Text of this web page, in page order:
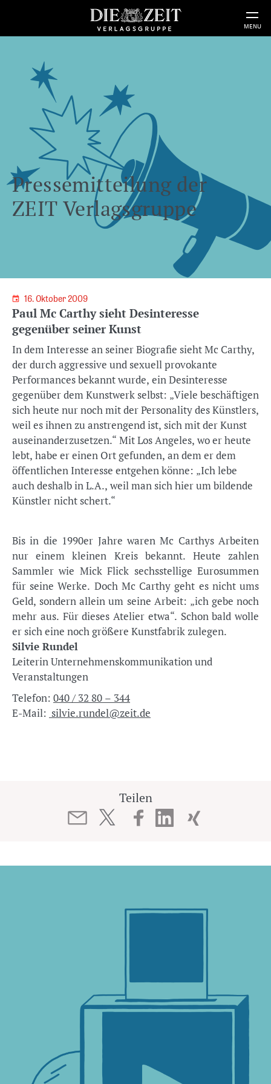
MENU
Pressemitteilung der
ZEIT Verlagsgruppe
16. Oktober 2009
Paul Mc Carthy sieht Desinteresse
gegenüber seiner Kunst
In dem Interesse an seiner Biografie sieht Mc Carthy,
der durch aggressive und sexuell provokante
Performances bekannt wurde, ein Desinteresse
gegenüber dem Kunstwerk selbst: „Viele beschäftigen
sich heute nur noch mit der Personality des Künstlers,
weil es ihnen zu anstrengend ist, sich mit der Kunst
auseinanderzusetzen.“ Mit Los Angeles, wo er heute
lebt, habe er einen Ort gefunden, an dem er dem
öffentlichen Interesse entgehen könne: „Ich lebe
auch deshalb in L.A., weil man sich hier um bildende
Künstler nicht schert.“
Bis in die 1990er Jahre waren Mc Carthys Arbeiten
nur einem kleinen Kreis bekannt. Heute zahlen
Sammler wie Mick Flick sechsstellige Eurosummen
für seine Werke. Doch Mc Carthy geht es nicht ums
Geld, sondern allein um seine Arbeit: „ich gebe noch
mehr aus. Für dieses Atelier etwa“. Schon bald wolle
er sich eine noch größere Kunstfabrik zulegen.
Silvie Rundel
Leiterin Unternehmenskommunikation und
Veranstaltungen
Telefon: 040 / 32 80 – 344
E-Mail: silvie.rundel@zeit.de
Teilen